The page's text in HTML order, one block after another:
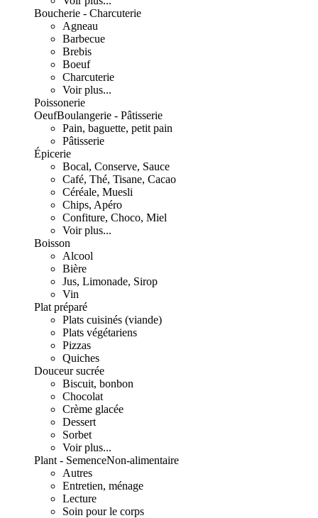
Boucherie - Charcuterie
Agneau
Barbecue
Brebis
Boeuf
Charcuterie
Voir plus...
Poissonerie
OeufBoulangerie - Pâtisserie
Pain, baguette, petit pain
Pâtisserie
Épicerie
Bocal, Conserve, Sauce
Café, Thé, Tisane, Cacao
Céréale, Muesli
Chips, Apéro
Confiture, Choco, Miel
Voir plus...
Boisson
Alcool
Bière
Jus, Limonade, Sirop
Vin
Plat préparé
Plats cuisinés (viande)
Plats végétariens
Pizzas
Quiches
Douceur sucrée
Biscuit, bonbon
Chocolat
Crème glacée
Dessert
Sorbet
Voir plus...
Plant - SemenceNon-alimentaire
Autres
Entretien, ménage
Lecture
Soin pour le corps